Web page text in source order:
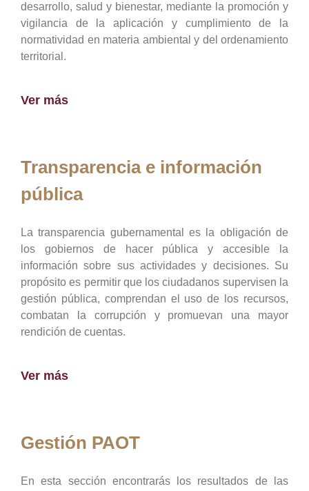
desarrollo, salud y bienestar, mediante la promoción y
vigilancia de la aplicación y cumplimiento de la
normatividad en materia ambiental y del ordenamiento
territorial.
Ver más
Transparencia e información
pública
La transparencia gubernamental es la obligación de
los gobiernos de hacer pública y accesible la
información sobre sus actividades y decisiones. Su
propósito es permitir que los ciudadanos supervisen la
gestión pública, comprendan el uso de los recursos,
combatan la corrupción y promuevan una mayor
rendición de cuentas.
Ver más
Gestión PAOT
En esta sección encontrarás los resultados de las